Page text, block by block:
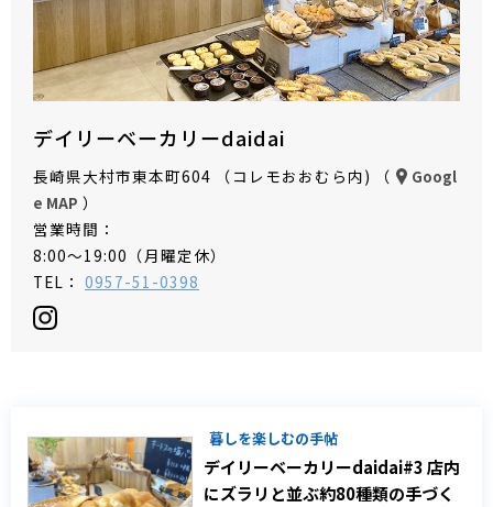
デイリーベーカリーdaidai
長崎県大村市東本町604 （コレモおおむら内) （
Googl
e MAP ）
営業時間：
8:00～19:00（月曜定休）
TEL： 0957-51-0398
暮しを楽しむの手帖
デイリーベーカリーdaidai#3 店内
にズラリと並ぶ約80種類の手づく